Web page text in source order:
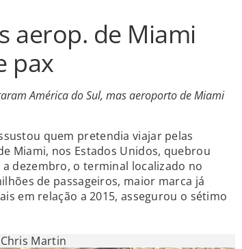
aerop. de Miami
pax
América do Sul, mas aeroporto de Miami
quem pretendia viajar pelas
Miami, nos Estados Unidos, quebrou
dezembro, o terminal localizado no
de passageiros, maior marca já
em relação a 2015, assegurou o sétimo
Martin